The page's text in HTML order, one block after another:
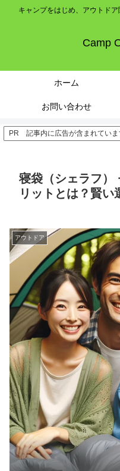
キャンプをはじめ、アウトド
Camp
ホーム
お問い合わせ
PR 記事内に広告が含まれていま
寝袋（シェラフ）
リットとは？賢い
アウトドア